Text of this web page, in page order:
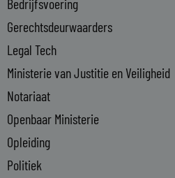
i
n
Gerechtsdeurwaarders
Legal Tech
Ministerie van Justitie en Veiligheid
Notariaat
Openbaar Ministerie
Opleiding
Politiek